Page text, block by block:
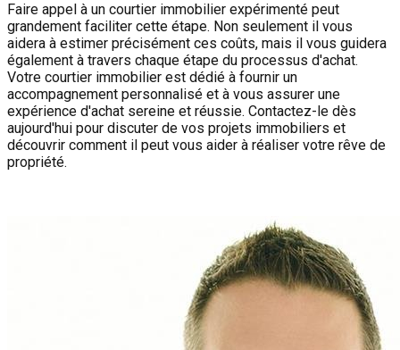
Faire appel à un courtier immobilier expérimenté peut
grandement faciliter cette étape. Non seulement il vous
aidera à estimer précisément ces coûts, mais il vous guidera
également à travers chaque étape du processus d'achat.
Votre courtier immobilier est dédié à fournir un
accompagnement personnalisé et à vous assurer une
expérience d'achat sereine et réussie. Contactez-le dès
aujourd'hui pour discuter de vos projets immobiliers et
découvrir comment il peut vous aider à réaliser votre rêve de
propriété.